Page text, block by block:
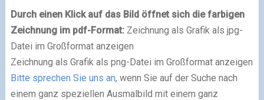
Durch einen Klick auf das Bild öffnet sich die farbigen
Zeichnung im pdf-Format:Zeichnung als Grafik als jpg-
Datei im Großformat anzeigen
Zeichnung als Grafik als png-Datei im Großformat anzeigen
Bitte sprechen Sie uns an, wenn Sie auf der Suche nach
einem ganz speziellen Ausmalbild mit einem ganz